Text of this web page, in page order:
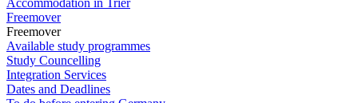
Accommodation in Trier
Freemover
Freemover
Available study programmes
Study Councelling
Integration Services
Dates and Deadlines